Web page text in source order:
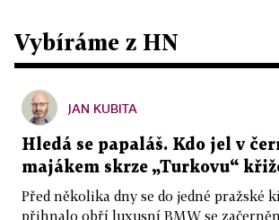
Vybíráme z HN
JAN KUBITA
Hledá se papaláš. Kdo jel v
majákem skrze „Turkovu“
Před několika dny se do jedné pražské
přihnalo obří luxusní BMW se